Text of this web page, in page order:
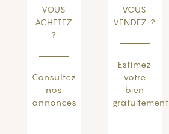
VOUS
ACHETEZ
?
Consultez
nos
annonces
VOUS
VENDEZ ?
Estimez
votre
bien
gratuitement